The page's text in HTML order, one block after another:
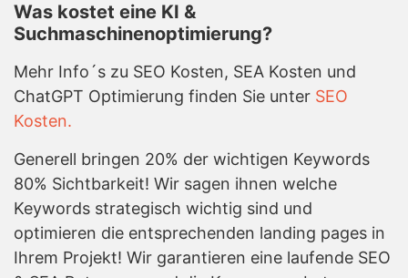
Was kostet eine KI &
Suchmaschinenoptimierung?
Mehr Info´s zu SEO Kosten, SEA Kosten und
ChatGPT Optimierung finden Sie unter SEO
Kosten.
Generell bringen 20% der wichtigen Keywords
80% Sichtbarkeit! Wir sagen ihnen welche
Keywords strategisch wichtig sind und
optimieren die entsprechenden landing pages in
Ihrem Projekt! Wir garantieren eine laufende SEO